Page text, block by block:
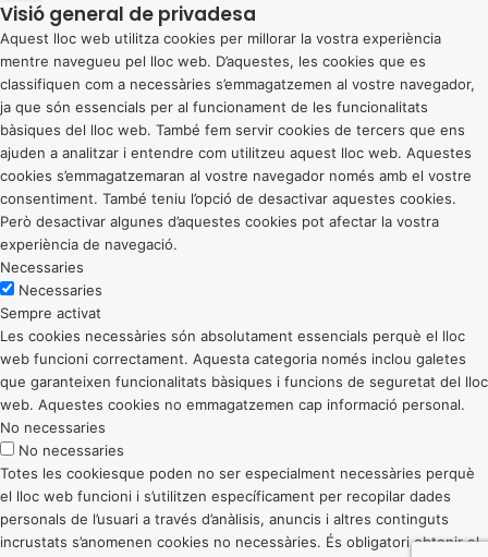
Visió general de privadesa
Aquest lloc web utilitza cookies per millorar la vostra experiència
mentre navegueu pel lloc web. D’aquestes, les cookies que es
classifiquen com a necessàries s’emmagatzemen al vostre navegador,
ja que són essencials per al funcionament de les funcionalitats
bàsiques del lloc web. També fem servir cookies de tercers que ens
ajuden a analitzar i entendre com utilitzeu aquest lloc web. Aquestes
cookies s’emmagatzemaran al vostre navegador només amb el vostre
consentiment. També teniu l’opció de desactivar aquestes cookies.
Però desactivar algunes d’aquestes cookies pot afectar la vostra
experiència de navegació.
Necessaries
Necessaries
Sempre activat
Les cookies necessàries són absolutament essencials perquè el lloc
web funcioni correctament. Aquesta categoria només inclou galetes
que garanteixen funcionalitats bàsiques i funcions de seguretat del lloc
web. Aquestes cookies no emmagatzemen cap informació personal.
No necessaries
No necessaries
Totes les cookiesque poden no ser especialment necessàries perquè
el lloc web funcioni i s’utilitzen específicament per recopilar dades
personals de l’usuari a través d’anàlisis, anuncis i altres continguts
incrustats s’anomenen cookies no necessàries. És obligatori obtenir el